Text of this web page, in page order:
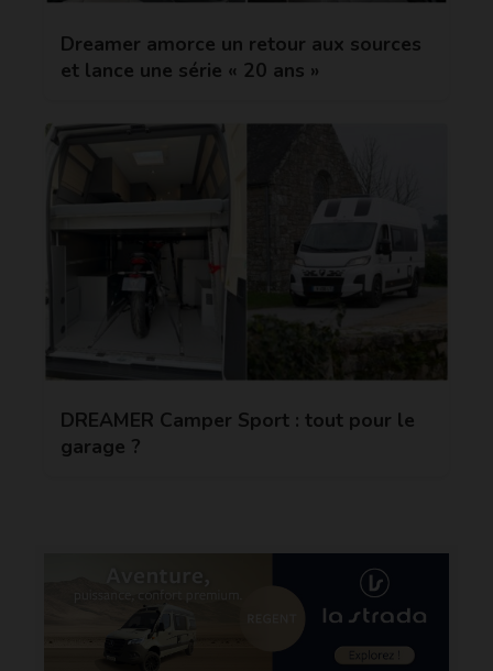
Dreamer amorce un retour aux sources
et lance une série « 20 ans »
DREAMER Camper Sport : tout pour le
garage ?